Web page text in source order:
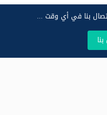
بنا في أي وقت ...